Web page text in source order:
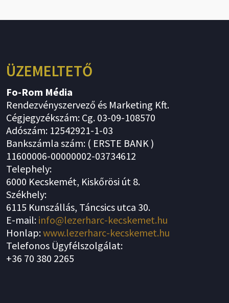
ÜZEMELTETŐ
Fo-Rom Média
Rendezvényszervező és Marketing Kft.
Cégjegyzékszám: Cg. 03-09-108570
Adószám: 12542921-1-03
Bankszámla szám: ( ERSTE BANK )
11600006-00000002-03734612
Telephely:
6000 Kecskemét, Kiskőrösi út 8.
Székhely:
6115 Kunszállás, Táncsics utca 30.
E-mail: info@lezerharc-kecskemet.hu
Honlap:www.lezerharc-kecskemet.hu
Telefonos Ügyfélszolgálat:
+36 70 380 2265